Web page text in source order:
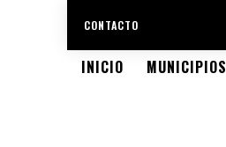
CONTACTO
INICIO MUNICIPIOS